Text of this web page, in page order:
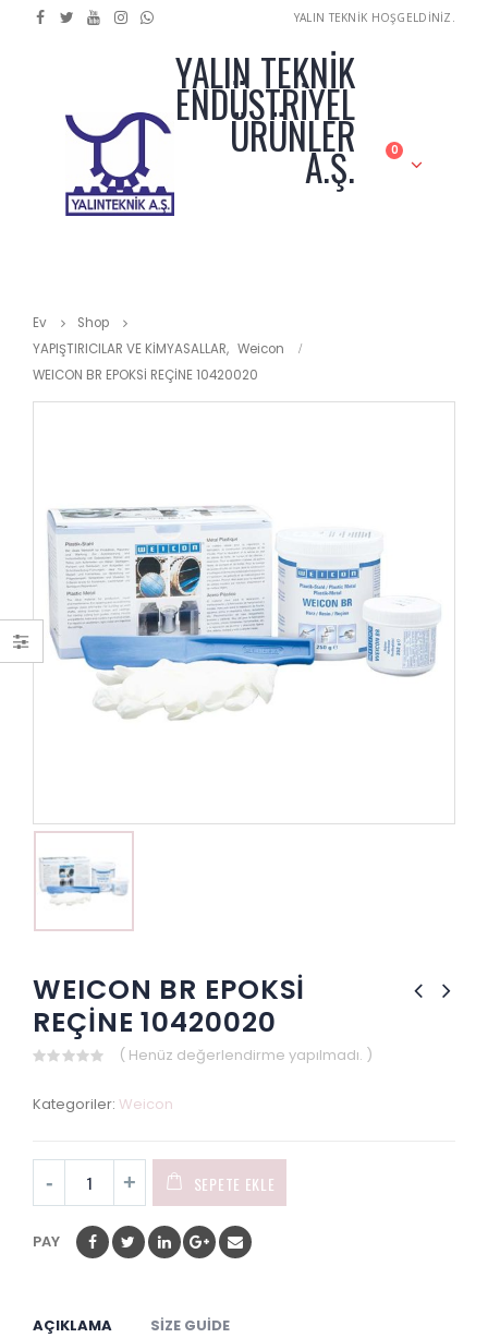
YALIN TEKNİK HOŞGELDİNİZ.
YALIN TEKNİK
ENDÜSTRİYEL
ÜRÜNLER
A.Ş. 0
Ev
Shop
YAPIŞTIRICILAR VE KİMYASALLAR, Weicon
WEICON BR EPOKSİ REÇİNE 10420020
WEICON BR EPOKSİ
REÇİNE 10420020
of
( Henüz değerlendirme yapılmadı. )
Kategoriler: Weicon
SEPETE EKLE
PAY
AÇIKLAMA SIZE GUIDE